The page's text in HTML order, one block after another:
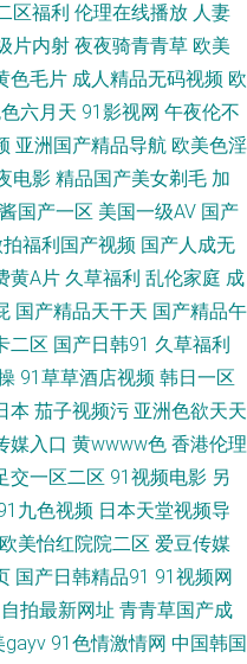
日韩无码网址 先锋成人资源 91最
航 欧美女生穴 少妇网址 亚洲毛片
美女黄色网 三级片青青草 亚洲探
美一区色网 伪娘互操 中文字幕日
一刺激 欧美深夜男人天堂 深夜福
场成人18 国产人妻喷水视频 老司
国产 亚洲激情丝袜网 91免费起飞
频 男人午夜影院 美女视频不卡 日
京热色图片 黑料自慰学生 麻豆香
久久依人精品综合 色中色色导航
区福利 伦理在线播放 人妻
片内射 夜夜骑青青草 欧美
色毛片 成人精品无码视频 欧
六月天 91影视网 午夜伦不
亚洲国产精品导航 欧美色淫
电影 精品国产美女剃毛 加
国产一区 美国一级AV 国产
福利国产视频 国产人成无
黄A片 久草福利 乱伦家庭 成
国产精品天干天 国产精品午
二区 国产日韩91 久草福利
91草草酒店视频 韩日一区
本 茄子视频污 亚洲色欲天天
媒入口 黄wwww色 香港伦理
交一区二区 91视频电影 另
九色视频 日本天堂视频导
欧美怡红院院二区 爱豆传媒
国产日韩精品91 91视频网
拍最新网址 青青草国产成
gayv 91色情激情网 中国韩国